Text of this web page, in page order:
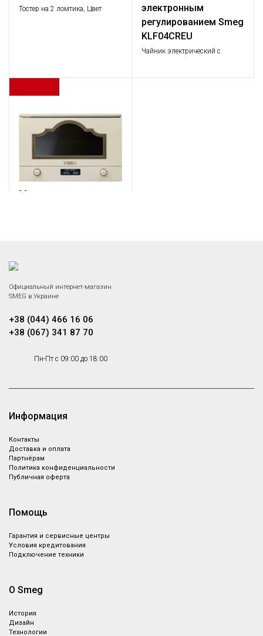
Тостер на 2 ломтика, Цвет
электронным
регулированием Smeg
KLF04CREU
Чайник электрический с
Микроволновая печь
Официальный интернет-магазин
SMEG в Украине
+38 (044) 466 16 06
+38 (067) 341 87 70
Пн-Пт с 09:00 до 18:00
Информация
Контакты
Доставка и оплата
Партнёрам
Политика конфиденциальности
Публичная оферта
Помощь
Гарантия и сервисные центры
Условия кредитования
Подключение техники
О Smeg
История
Дизайн
Технологии